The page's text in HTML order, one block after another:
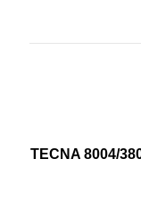
TECNA 8004/